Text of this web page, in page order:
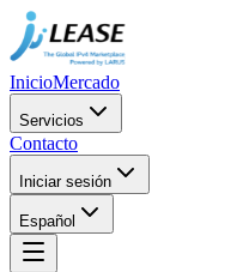
InicioMercado
Servicios
Contacto
Iniciar sesión
Español